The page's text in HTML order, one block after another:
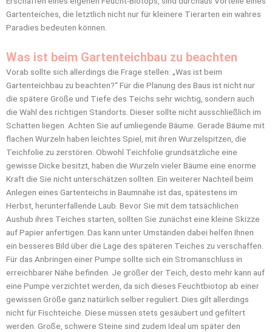
Gartenteiches, die letztlich nicht nur für kleinere Tierarten ein wahres
Paradies bedeuten können.
Was ist beim Gartenteichbau zu beachten
Vorab sollte sich allerdings die Frage stellen: „Was ist beim
Gartenteichbau zu beachten?“ Für die Planung des Baus ist nicht nur
die spätere Größe und Tiefe des Teichs sehr wichtig, sondern auch
die Wahl des richtigen Standorts. Dieser sollte nicht ausschließlich im
Schatten liegen. Achten Sie auf umliegende Bäume. Gerade Bäume mit
flachen Wurzeln haben leichtes Spiel, mit ihren Wurzelspitzen, die
Teichfolie zu zerstören. Obwohl Teichfolie grundsätzliche eine
gewisse Dicke besitzt, haben die Wurzeln vieler Bäume eine enorme
Kraft die Sie nicht unterschätzen sollten. Ein weiterer Nachteil beim
Anlegen eines Gartenteichs in Baumnähe ist das, spätestens im
Herbst, herunterfallende Laub. Bevor Sie mit dem tatsächlichen
Aushub ihres Teiches starten, sollten Sie zunächst eine kleine Skizze
auf Papier anfertigen. Das kann unter Umständen dabei helfen Ihnen
ein besseres Bild über die Lage des späteren Teiches zu verschaffen.
Für das Anbringen einer Pumpe sollte sich ein Stromanschluss in
erreichbarer Nähe befinden. Je größer der Teich, desto mehr kann auf
eine Pumpe verzichtet werden, da sich dieses Feuchtbiotop ab einer
gewissen Größe ganz natürlich selber reguliert. Dies gilt allerdings
nicht für Fischteiche. Diese müssen stets gesäubert und gefiltert
werden. Große, schwere Steine sind zudem Ideal um später den